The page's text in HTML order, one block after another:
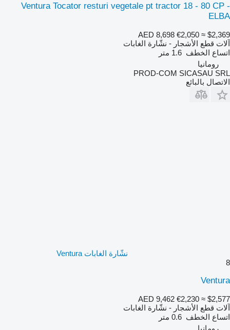
Ventura Tocator resturi vegetale pt tractor 18 - 80 CP -
ELBA
AED 8,698 €2,050 ≈ $2,369
آلات قطع الأشجار - نشّارة الغابات
اتساع الخطف 1.6 متر
رومانيا
PROD-COM SICASAU SRL
الاتصال بالبائع
نشّارة الغابات Ventura
8
Ventura
AED 9,462 €2,230 ≈ $2,577
آلات قطع الأشجار - نشّارة الغابات
اتساع الخطف 0.6 متر
رومانيا